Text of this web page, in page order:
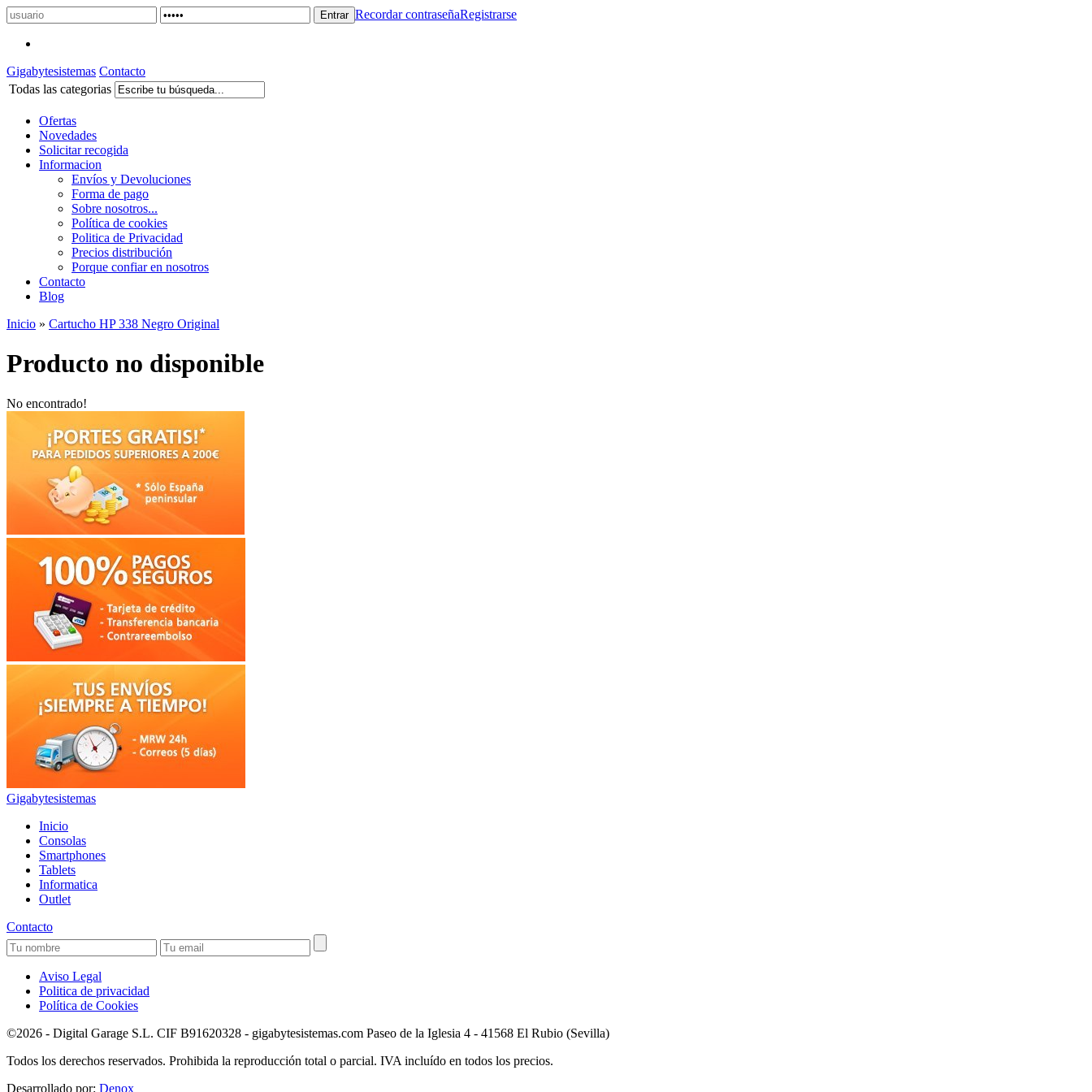
Recordar contraseñaRegistrarse
Gigabytesistemas Contacto
Todas las categorias
Ofertas
Novedades
Solicitar recogida
Informacion
Envíos y Devoluciones
Forma de pago
Sobre nosotros...
Política de cookies
Politica de Privacidad
Precios distribución
Porque confiar en nosotros
Contacto
Blog
Inicio » Cartucho HP 338 Negro Original
Producto no disponible
No encontrado!
Gigabytesistemas
Inicio
Consolas
Smartphones
Tablets
Informatica
Outlet
Contacto
Aviso Legal
Politica de privacidad
Política de Cookies
©2026 - Digital Garage S.L. CIF B91620328 - gigabytesistemas.com Paseo de la Iglesia 4 - 41568 El Rubio (Sevilla)
Todos los derechos reservados. Prohibida la reproducción total o parcial. IVA incluído en todos los precios.
Desarrollado por: Denox